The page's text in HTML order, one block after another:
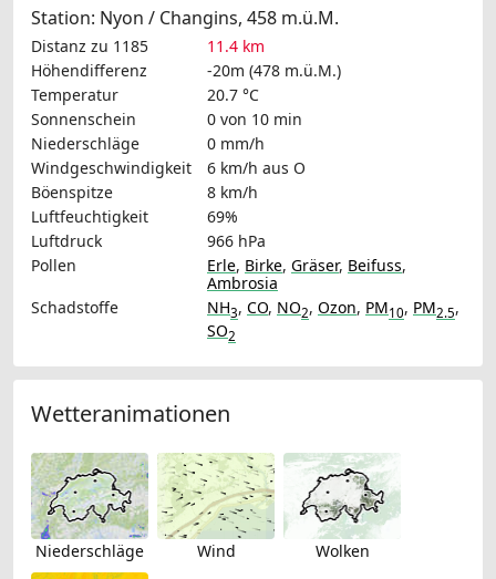
Station: Nyon / Changins, 458 m.ü.M.
Distanz zu 1185
11.4 km
Höhendifferenz
-20m (478 m.ü.M.)
Temperatur
20.7 °C
Sonnenschein
0 von 10 min
Niederschläge
0 mm/h
Windgeschwindigkeit
6 km/h aus O
Böenspitze
8 km/h
Luftfeuchtigkeit
69%
Luftdruck
966 hPa
Pollen
Erle, Birke, Gräser, Beifuss,
Ambrosia
Schadstoffe
NH3, CO, NO2, Ozon, PM10, PM2.5,
SO2
Wetteranimationen
Niederschläge Wind Wolken